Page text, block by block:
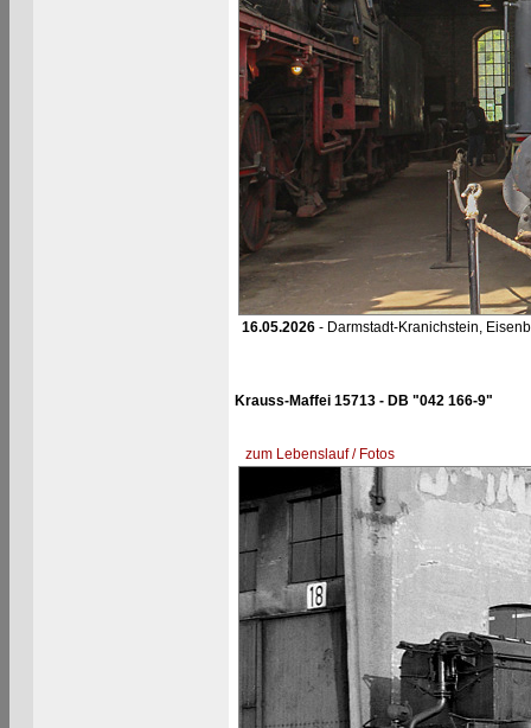
16.05.2026- Darmstadt-Kranichstein,
Krauss-Maffei 15713 - DB "042 166-9"
zum Lebenslauf / Fotos